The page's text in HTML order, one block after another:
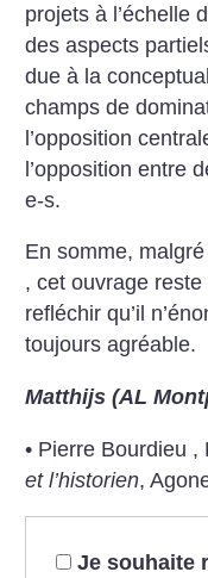
projets à l’échelle
des aspects
due à la
champs de
l’opposition
l’opposition entre
e-s.
En somme,
, cet ouvrage
refléchir qu’il
toujours agréable.
Matthijs (AL
• Pierre Bourdieu
et l’historien,
Je souhaite